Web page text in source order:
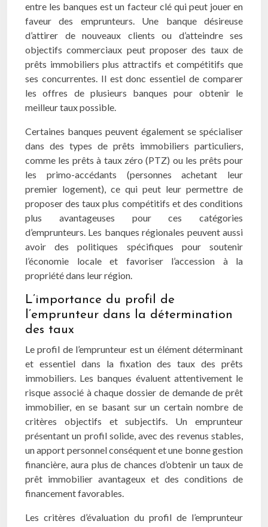
entre les banques est un facteur clé qui peut jouer en
faveur des emprunteurs. Une banque désireuse
d’attirer de nouveaux clients ou d’atteindre ses
objectifs commerciaux peut proposer des taux de
prêts immobiliers plus attractifs et compétitifs que
ses concurrentes. Il est donc essentiel de comparer
les offres de plusieurs banques pour obtenir le
meilleur taux possible.
Certaines banques peuvent également se spécialiser
dans des types de prêts immobiliers particuliers,
comme les prêts à taux zéro (PTZ) ou les prêts pour
les primo-accédants (personnes achetant leur
premier logement), ce qui peut leur permettre de
proposer des taux plus compétitifs et des conditions
plus avantageuses pour ces catégories
d’emprunteurs. Les banques régionales peuvent aussi
avoir des politiques spécifiques pour soutenir
l’économie locale et favoriser l’accession à la
propriété dans leur région.
L’importance du profil de
l’emprunteur dans la détermination
des taux
Le profil de l’emprunteur est un élément déterminant
et essentiel dans la fixation des taux des prêts
immobiliers. Les banques évaluent attentivement le
risque associé à chaque dossier de demande de prêt
immobilier, en se basant sur un certain nombre de
critères objectifs et subjectifs. Un emprunteur
présentant un profil solide, avec des revenus stables,
un apport personnel conséquent et une bonne gestion
financière, aura plus de chances d’obtenir un taux de
prêt immobilier avantageux et des conditions de
financement favorables.
Les critères d’évaluation du profil de l’emprunteur